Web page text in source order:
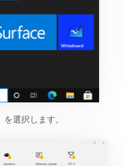
選択します。